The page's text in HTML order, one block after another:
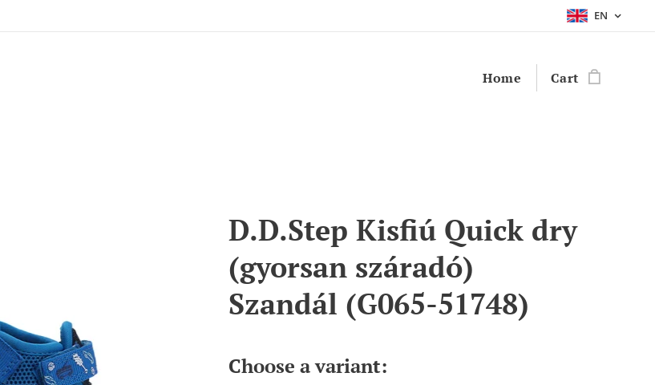
EN
Home Cart
D.D.Step Kisfiú Quick dry
(gyorsan száradó)
Szandál (G065-51748)
Choose a variant: